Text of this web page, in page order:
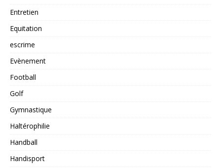
Entretien
Equitation
escrime
Evènement
Football
Golf
Gymnastique
Haltérophilie
Handball
Handisport